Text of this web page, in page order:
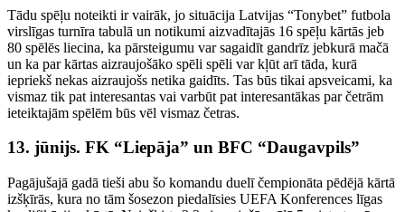
Tādu spēļu noteikti ir vairāk, jo situācija Latvijas “Tonybet” futbola
virslīgas turnīra tabulā un notikumi aizvadītajās 16 spēļu kārtās jeb
80 spēlēs liecina, ka pārsteigumu var sagaidīt gandrīz jebkurā mačā
un ka par kārtas aizraujošāko spēli spēli var kļūt arī tāda, kurā
iepriekš nekas aizraujošs netika gaidīts. Tas būs tikai apsveicami, ka
vismaz tik pat interesantas vai varbūt pat interesantākas par četrām
ieteiktajām spēlēm būs vēl vismaz četras.
13. jūnijs. FK “Liepāja” un BFC “Daugavpils”
Pagājušajā gadā tieši abu šo komandu duelī čempionāta pēdējā kārtā
izšķīrās, kura no tām šosezon piedalīsies UEFA Konferences līgas